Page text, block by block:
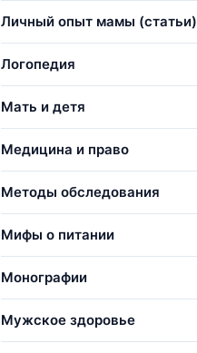
Личный опыт мамы (статьи)
Логопедия
Мать и детя
Медицина и право
Методы обследования
Мифы о питании
Монографии
Мужское здоровье